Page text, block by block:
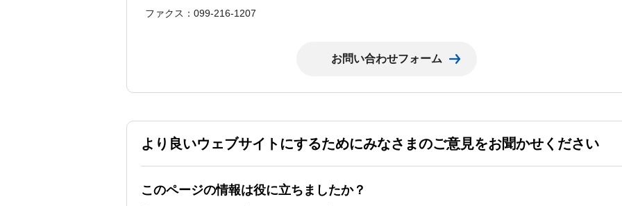
ファクス：099-216-1207
より良いウェブサイトにするためにみなさまのご意見をお聞かせください
このページの情報は役に立ちましたか？